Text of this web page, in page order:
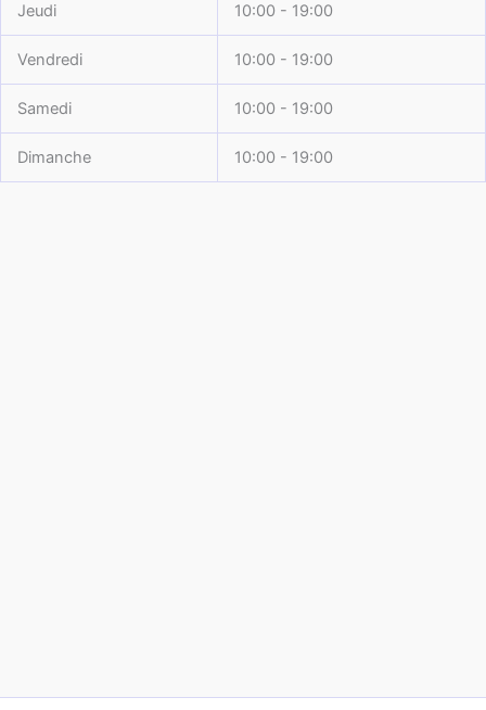
Jeudi 10:00 - 19:00
Vendredi 10:00 - 19:00
Samedi 10:00 - 19:00
Dimanche 10:00 - 19:00